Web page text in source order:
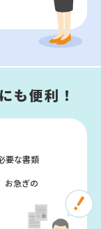
も便利！
要な書類
お急ぎの